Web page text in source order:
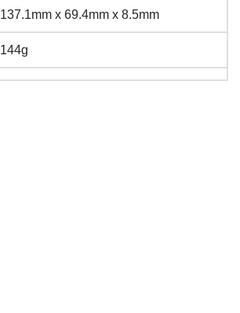
137.1mm x 69.4mm x 8.5mm
144g